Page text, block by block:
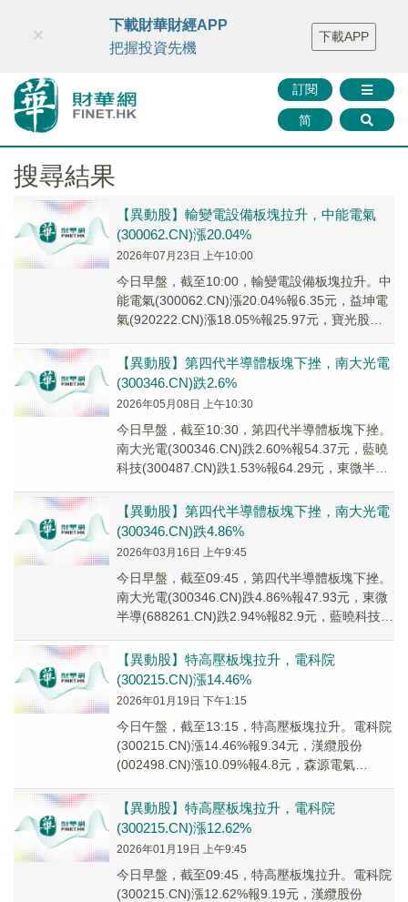
財華智庫網 FINTV FINMETA 財華證券 媒體矩陣
智庫沙龍
聯絡我們
訂閱
简
×
下載財華財經APP
把握投資先機
下載APP
搜尋結果
【異動股】輸變電設備板塊拉升，中能電氣
(300062.CN)漲20.04%
2026年07月23日 上午10:00
今日早盤，截至10:00，輸變電設備板塊拉升。中
能電氣(300062.CN)漲20.04%報6.35元，益坤電
氣(920222.CN)漲18.05%報25.97元，寶光股份
【異動股】第四代半導體板塊下挫，南大光電
(300346.CN)跌2.6%
2026年05月08日 上午10:30
今日早盤，截至10:30，第四代半導體板塊下挫。
南大光電(300346.CN)跌2.60%報54.37元，藍曉
科技(300487.CN)跌1.53%報64.29元，東微半導
【異動股】第四代半導體板塊下挫，南大光電
(300346.CN)跌4.86%
2026年03月16日 上午9:45
今日早盤，截至09:45，第四代半導體板塊下挫。
南大光電(300346.CN)跌4.86%報47.93元，東微
半導(688261.CN)跌2.94%報82.9元，藍曉科技
【異動股】特高壓板塊拉升，電科院
(300215.CN)漲14.46%
2026年01月19日 下午1:15
今日午盤，截至13:15，特高壓板塊拉升。電科院
(300215.CN)漲14.46%報9.34元，漢纜股份
(002498.CN)漲10.09%報4.8元，森源電氣
【異動股】特高壓板塊拉升，電科院
(300215.CN)漲12.62%
2026年01月19日 上午9:45
今日早盤，截至09:45，特高壓板塊拉升。電科院
(300215.CN)漲12.62%報9.19元，漢纜股份